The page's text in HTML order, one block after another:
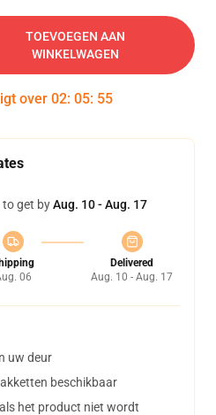
TOEVOEGEN AAN
WINKELWAGEN
over 02: 05: 54
to get byAug. 10 - Aug. 17
06
Delivered
Aug. 10 - Aug. 17
uw deur
beschikbaar
het product niet wordt